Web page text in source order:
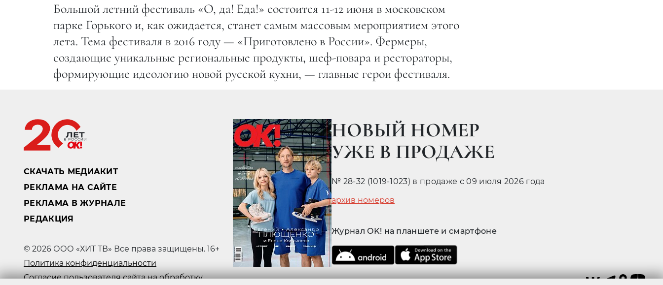
Большой летний фестиваль «О, да! Еда!» состоится 11-12 июня в московском
парке Горького и, как ожидается, станет самым массовым мероприятием этого
лета. Тема фестиваля в 2016 году — «Приготовлено в России». Фермеры,
создающие уникальные региональные продукты, шеф-повара и рестораторы,
формирующие идеологию новой русской кухни, — главные герои фестиваля.
СКАЧАТЬ МЕДИАКИТ
РЕКЛАМА НА САЙТЕ
РЕКЛАМА В ЖУРНАЛЕ
РЕДАКЦИЯ
© 2026 ООО «ХИТ ТВ» Все права защищены. 16+
Политика конфиденциальности
Согласие пользователя сайта на обработку
НОВЫЙ НОМЕР
УЖЕ В ПРОДАЖЕ
№ 28-32 (1019-1023) в продаже с 09 июля 2026 года
архив номеров
Журнал OK! на планшете и смартфоне